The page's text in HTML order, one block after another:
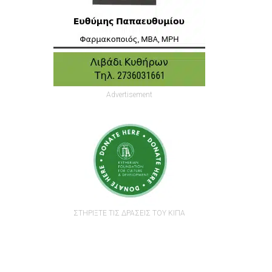
Advertisement
ΣΤΗΡΙΞΤΕ ΤΙΣ ΔΡΑΣΕΙΣ ΤΟΥ ΚΙΠΑ